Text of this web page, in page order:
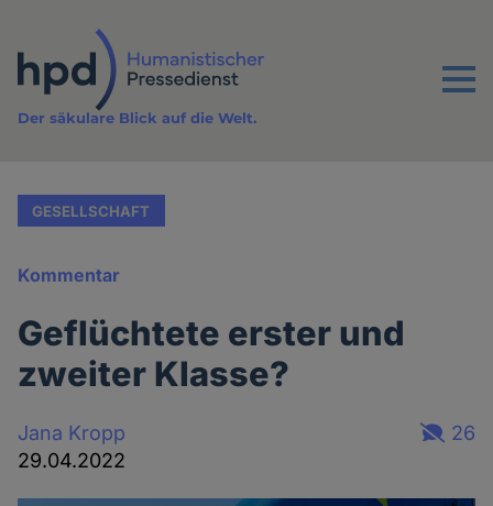
Inhalt
Menu
Der säkulare Blick auf die Welt.
GESELLSCHAFT
Kommentar
Geflüchtete erster und
zweiter Klasse?
Jana Kropp
29.04.2022
26